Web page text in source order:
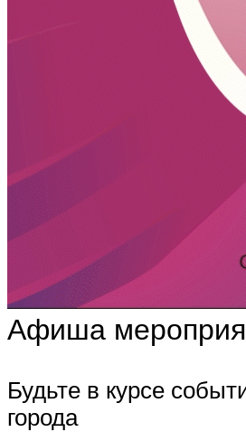
Афиша
Будьте в курсе
города